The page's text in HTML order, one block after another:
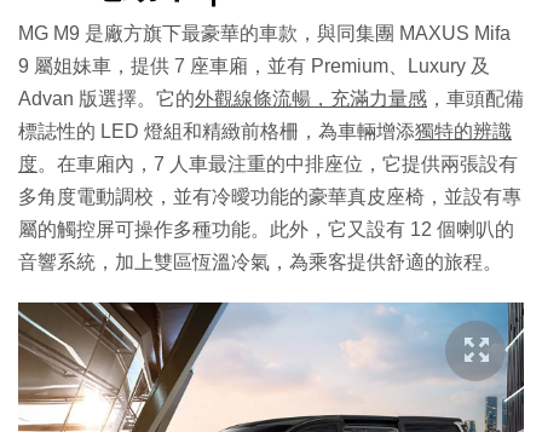
MG M9 是廠方旗下最豪華的車款，與同集團 MAXUS Mifa
9 屬姐妹車，提供 7 座車廂，並有 Premium、Luxury 及
Advan 版選擇。它的外觀線條流暢，充滿力量感 ，車頭配備
標誌性的 LED 燈組和精緻前格柵，為車輛增添獨特的辨識
度。在車廂內，7 人車最注重的中排座位，它提供兩張設有
多角度電動調校，並有冷曖功能的豪華真皮座椅，並設有專
屬的觸控屏可操作多種功能。此外，它又設有 12 個喇叭的
音響系統，加上雙區恆溫冷氣，為乘客提供舒適的旅程。